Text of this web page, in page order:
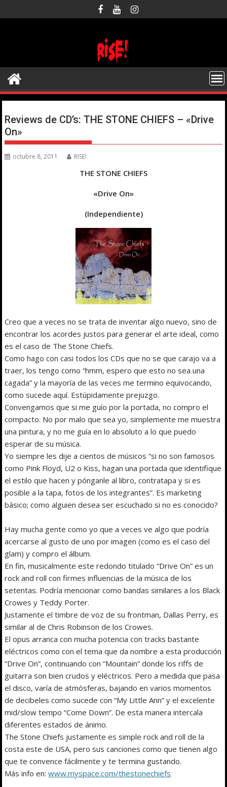
al
Reviews de CD’s: THE STONE CHIEFS – «Drive
On»
octubre 8, 2011 RISE!
THE STONE CHIEFS
«Drive On»
(Independiente)
Creo que a veces no se trata de inventar algo nuevo, sino de
encontrar los acordes justos para generar el arte ideal, como
es el caso de The Stone Chiefs.
Como hago con casi todos los CDs que no se que carajo va a
traer, los tengo como “hmm, espero que esto no sea una
cagada” y la mayoría de las veces me termino equivocando,
como sucede aquí. Estúpidamente prejuzgo.
Convengamos que si me guío por la portada, no compro el
compacto. No por malo que sea yo, simplemente me muestra
una pintura, y no me guía en lo absoluto a lo que puedo
esperar de su música.
Yo siempre les dije a cientos de músicos “si no son famosos
como Pink Floyd, U2 o Kiss, hagan una portada que identifique
el estilo que hacen y pónganle al libro, contratapa y si es
posible a la tapa, fotos de los integrantes”. Es marketing
básico; como alguien desea ser escuchado si no es conocido?
Hay mucha gente como yo que a veces ve algo que podría
acercarse al gusto de uno por imagen (como es el caso del
glam) y compro el álbum.
En fin, musicalmente este redondo titulado “Drive On” es un
rock and roll con firmes influencias de la música de los
setentas. Podría mencionar como bandas similares a los Black
Crowes y Teddy Porter.
Justamente el timbre de voz de su frontman, Dallas Perry, es
similar al de Chris Robinson de los Crowes.
El opus arranca con mucha potencia con tracks bastante
eléctricos como con el tema que da nombre a esta producción
“Drive On”, continuando con “Mountain” donde los riffs de
guitarra son bien crudos y eléctricos. Pero a medida que pasa
el disco, varía de atmósferas, bajando en varios momentos
de decibeles como sucede con “My Little Ann” y el excelente
mid/slow tempo “Come Down”. De esta manera intercala
diferentes estados de ánimo.
The Stone Chiefs justamente es simple rock and roll de la
costa este de USA, pero sus canciones como que tienen algo
que te convence fácilmente y te termina gustando.
Más info en:www.myspace.com/thestonechiefs